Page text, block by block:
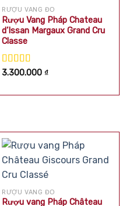
RƯỢU VANG ĐỎ
Rượu Vang Pháp Chateau
d’Issan Margaux Grand Cru
Classe
Được xếp
3.300.000₫
RƯỢU VANG ĐỎ
Rượu vang Pháp Château